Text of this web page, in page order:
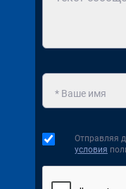
Отправляя
условия